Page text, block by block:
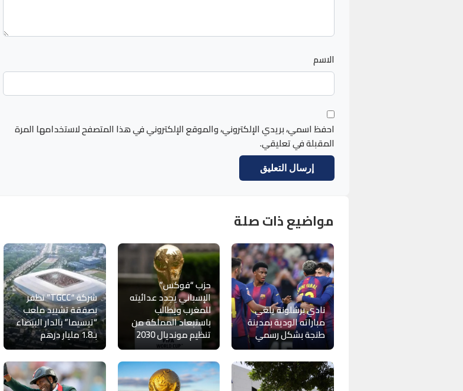
الاسم
احفظ اسمي، بريدي الإلكتروني، والموقع الإلكتروني في هذا المتصفح لاستخدامها المرة
المقبلة في تعليقي.
مواضيع ذات صلة
نادي برشلونة يلغي
مباراته الودية بمدينة
طنجة بشكل رسمي
حزب “فوكس”
الإسباني يجدد عدائيته
للمغرب ويطالب
باستبعاد المملكة من
تنظيم مونديال 2030
شركة “TGCC” تظفر
بصفقة تشييد ملعب
“تيسيما” بالدار البيضاء
بـ1.8 مليار درهم